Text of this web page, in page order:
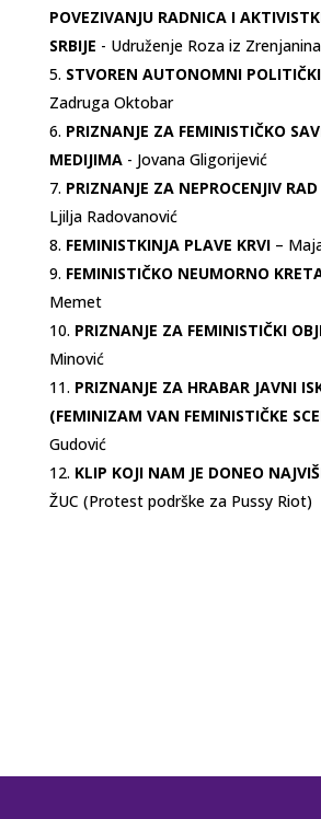
POVEZIVANJU RADNICA I
SRBIJE - Udruženje Roza iz Zrenjanina
STVOREN AUTONOMNI
Zadruga Oktobar
PRIZNANJE ZA FEMINISTIČKO
MEDIJIMA- Jovana Gligorijević
PRIZNANJE ZA NEPROCENJIV
Ljilja Radovanović
FEMINISTKINJA PLAVE KRVI–
FEMINISTIČKO NEUMORNO
Memet
PRIZNANJE ZA FEMINISTIČKI
Minović
PRIZNANJE ZA HRABAR JAVNI
(FEMINIZAM VAN FEMINISTIČKE
Gudović
KLIP KOJI NAM JE DONEO
ŽUC (Protest podrške za Pussy Riot)